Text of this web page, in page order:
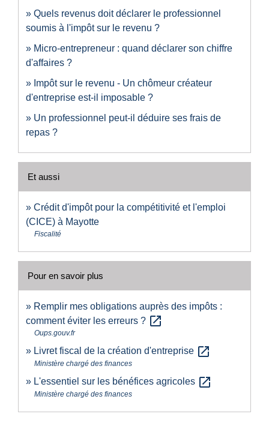
Quels revenus doit déclarer le professionnel
soumis à l'impôt sur le revenu ?
Micro-entrepreneur : quand déclarer son chiffre
d'affaires ?
Impôt sur le revenu - Un chômeur créateur
d'entreprise est-il imposable ?
Un professionnel peut-il déduire ses frais de
repas ?
Et aussi
Crédit d'impôt pour la compétitivité et l'emploi
(CICE) à Mayotte
Fiscalité
Pour en savoir plus
Remplir mes obligations auprès des impôts :
comment éviter les erreurs ? open_in_new
Oups.gouv.fr
Livret fiscal de la création d'entreprise open_in_new
Ministère chargé des finances
L'essentiel sur les bénéfices agricoles open_in_new
Ministère chargé des finances